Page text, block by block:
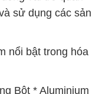
sử dụng các sản
nổi bật trong hóa
Bột * Aluminium